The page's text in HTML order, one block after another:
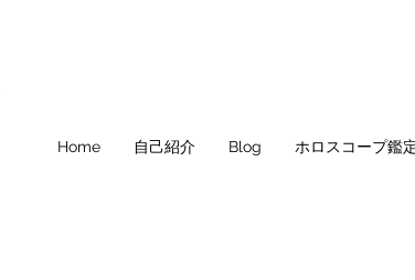
Home 自己紹介 Blog ホロスコープ鑑